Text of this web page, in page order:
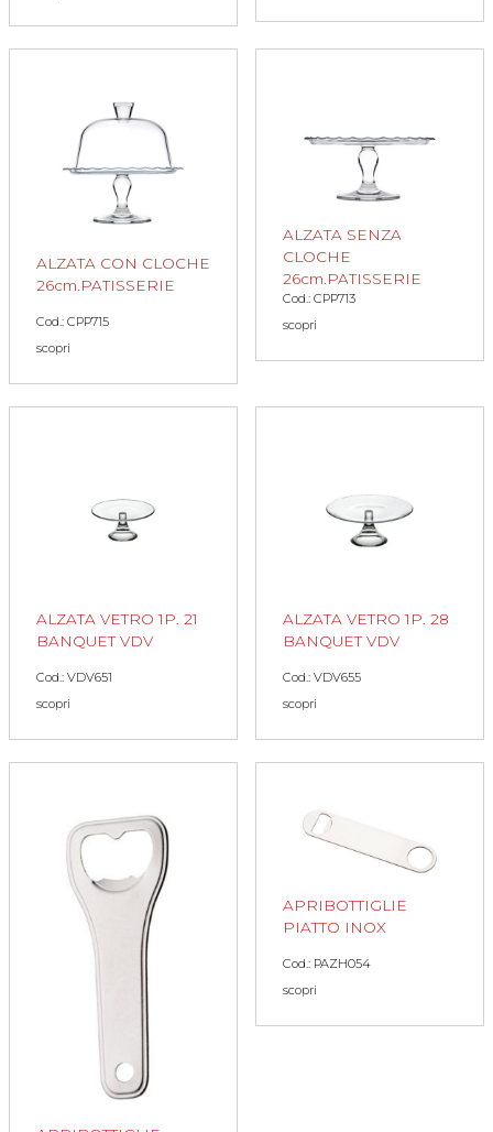
ALZATA CON CLOCHE
26cm.PATISSERIE
Cod.: CPP715
scopri
ALZATA SENZA
CLOCHE
26cm.PATISSERIE
Cod.: CPP713
scopri
ALZATA VETRO 1P. 21
BANQUET VDV
Cod.: VDV651
scopri
ALZATA VETRO 1P. 28
BANQUET VDV
Cod.: VDV655
scopri
APRIBOTTIGLIE
PIATTO INOX
Cod.: PAZH054
scopri